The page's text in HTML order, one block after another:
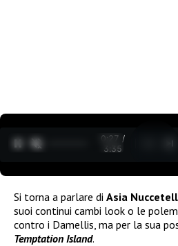
0:27 /
3:35
Si torna a parlare di Asia
suoi continui cambi look o le
contro i Damellis, ma per la sua
Temptation Island.